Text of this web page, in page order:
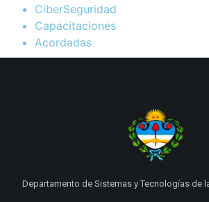
CiberSeguridad
Capacitaciones
Acordadas
Departamento de Sistemas y Tecnologías de